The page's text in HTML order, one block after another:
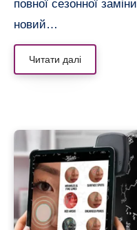
повної сезонної
новий…
Читати далі